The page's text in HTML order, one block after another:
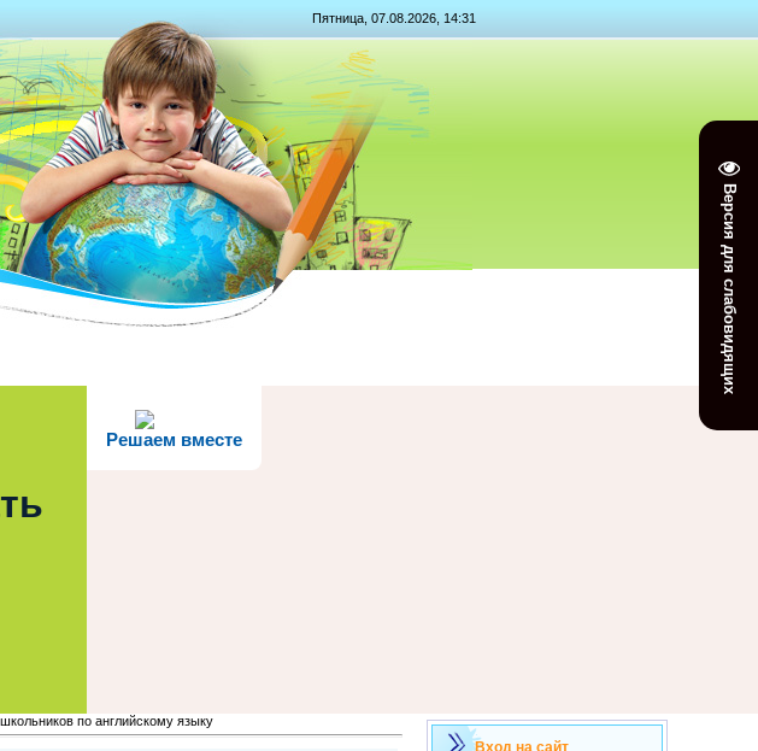
Версия для слабовидящих
Пятница, 07.08.2026, 14:31
Решаем вместе
по английскому языку
Вход на сайт